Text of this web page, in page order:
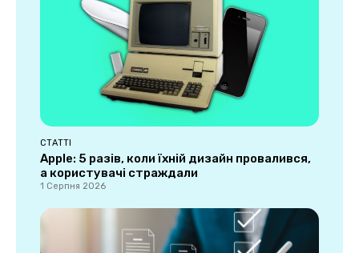
СТАТТІ
Apple: 5 разів, коли їхній дизайн провалився,
а користувачі страждали
1 Серпня 2026